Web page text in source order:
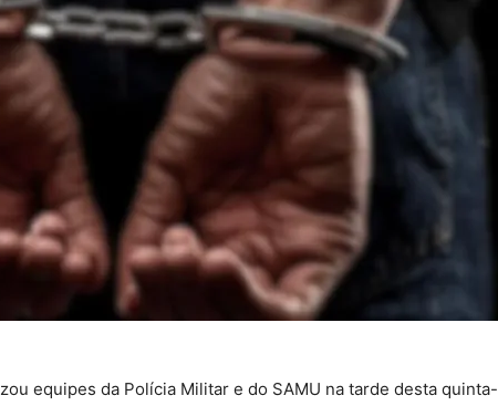
equipes da Polícia Militar e do SAMU na tarde desta quinta-